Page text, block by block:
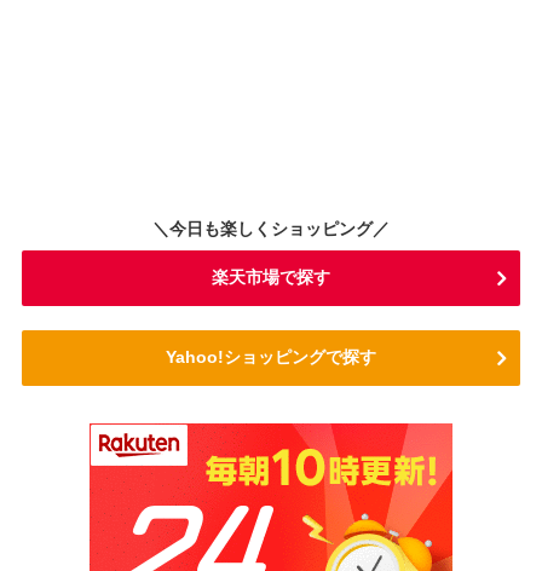
＼今日も楽しくショッピング／
楽天市場で探す
Yahoo!ショッピングで探す